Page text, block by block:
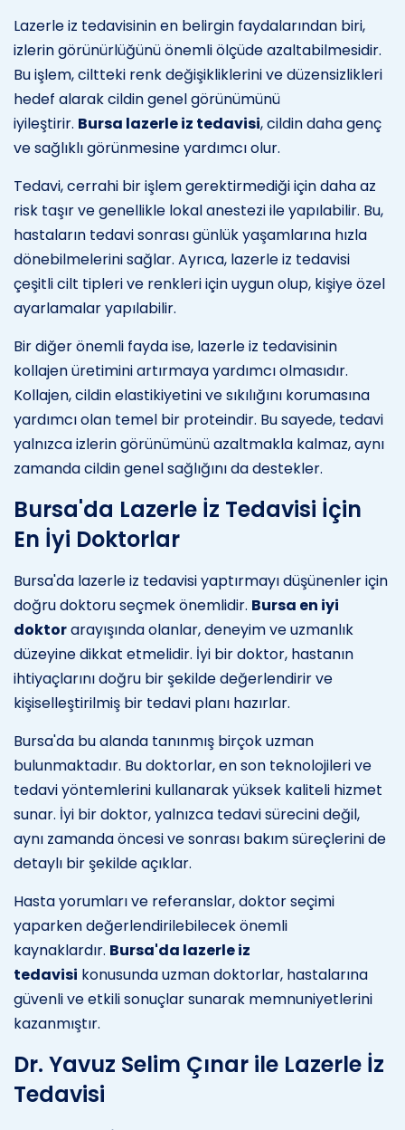
Lazerle iz tedavisinin en belirgin faydalarından biri,
izlerin görünürlüğünü önemli ölçüde azaltabilmesidir.
Bu işlem, ciltteki renk değişikliklerini ve düzensizlikleri
hedef alarak cildin genel görünümünü
iyileştirir. Bursa lazerle iz tedavisi, cildin daha genç
ve sağlıklı görünmesine yardımcı olur.
Tedavi, cerrahi bir işlem gerektirmediği için daha az
risk taşır ve genellikle lokal anestezi ile yapılabilir. Bu,
hastaların tedavi sonrası günlük yaşamlarına hızla
dönebilmelerini sağlar. Ayrıca, lazerle iz tedavisi
çeşitli cilt tipleri ve renkleri için uygun olup, kişiye özel
ayarlamalar yapılabilir.
Bir diğer önemli fayda ise, lazerle iz tedavisinin
kollajen üretimini artırmaya yardımcı olmasıdır.
Kollajen, cildin elastikiyetini ve sıkılığını korumasına
yardımcı olan temel bir proteindir. Bu sayede, tedavi
yalnızca izlerin görünümünü azaltmakla kalmaz, aynı
zamanda cildin genel sağlığını da destekler.
Bursa'da Lazerle İz Tedavisi İçin
En İyi Doktorlar
Bursa'da lazerle iz tedavisi yaptırmayı düşünenler için
doğru doktoru seçmek önemlidir. Bursa en iyi
doktorarayışında olanlar, deneyim ve uzmanlık
düzeyine dikkat etmelidir. İyi bir doktor, hastanın
ihtiyaçlarını doğru bir şekilde değerlendirir ve
kişiselleştirilmiş bir tedavi planı hazırlar.
Bursa'da bu alanda tanınmış birçok uzman
bulunmaktadır. Bu doktorlar, en son teknolojileri ve
tedavi yöntemlerini kullanarak yüksek kaliteli hizmet
sunar. İyi bir doktor, yalnızca tedavi sürecini değil,
aynı zamanda öncesi ve sonrası bakım süreçlerini de
detaylı bir şekilde açıklar.
Hasta yorumları ve referanslar, doktor seçimi
yaparken değerlendirilebilecek önemli
kaynaklardır. Bursa'da lazerle iz
tedavisi konusunda uzman doktorlar, hastalarına
güvenli ve etkili sonuçlar sunarak memnuniyetlerini
kazanmıştır.
Dr. Yavuz Selim Çınar ile Lazerle İz
Tedavisi